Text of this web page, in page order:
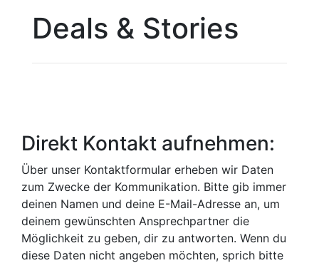
Deals & Stories
Direkt Kontakt aufnehmen:
Über unser Kontaktformular erheben wir Daten
zum Zwecke der Kommunikation. Bitte gib immer
deinen Namen und deine E-Mail-Adresse an, um
deinem gewünschten Ansprechpartner die
Möglichkeit zu geben, dir zu antworten. Wenn du
diese Daten nicht angeben möchten, sprich bitte